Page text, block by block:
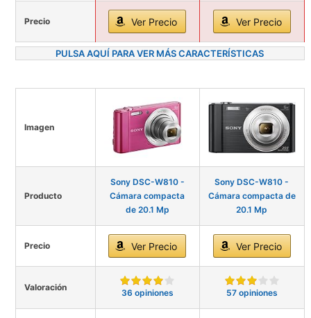
Precio Ver Precio Ver Precio
PULSA AQUÍ PARA VER MÁS CARACTERÍSTICAS
Imagen
Producto
Sony DSC-W810 -
Cámara compacta
de 20.1 Mp
Sony DSC-W810 -
Cámara compacta de
20.1 Mp
Precio Ver Precio Ver Precio
Valoración
36 opiniones 57 opiniones